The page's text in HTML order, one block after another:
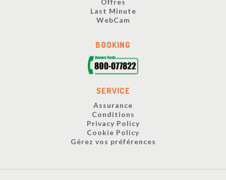
Offres
Last Minute
WebCam
BOOKING
SERVICE
Assurance
Conditions
Privacy Policy
Cookie Policy
Gérez vos préférences